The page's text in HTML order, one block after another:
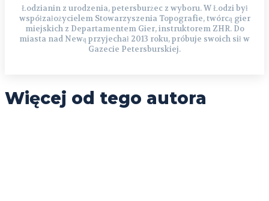
Łodzianin z urodzenia, petersburżec z wyboru. W Łodzi był
współzałożycielem Stowarzyszenia Topografie, twórcą gier
miejskich z Departamentem Gier, instruktorem ZHR. Do
miasta nad Newą przyjechał 2013 roku, próbuje swoich sił w
Gazecie Petersburskiej.
Więcej od tego autora